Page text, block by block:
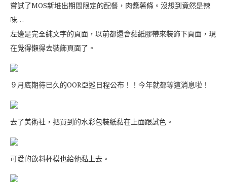
嘗試了MOS新堆出期間限定的配餐，肉醬薯條。沒想到竟然是辣
味…
左邊是完全純文字的頁面，以前都還會黏紙膠帶來裝飾下頁面，現
在覺得懶得去裝飾頁面了。
９月底期待已久的OOR亞巡日程公布！！今年就都等這消息啦！
去了美術社，把買到的水彩包裝紙黏在上面跟試色。
可愛的飲料杯模也給他黏上去。